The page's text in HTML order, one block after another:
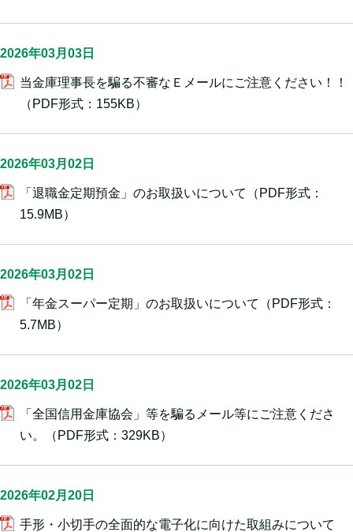
2026年03月03日
当金庫理事長を騙る不審なＥメールにご注意ください！！
（PDF形式：155KB）
2026年03月02日
「退職金定期預金」のお取扱いについて
（PDF形式：
15.9MB）
2026年03月02日
「年金スーパー定期」のお取扱いについて
（PDF形式：
5.7MB）
2026年03月02日
「全国信用金庫協会」等を騙るメール等にご注意くださ
い。
（PDF形式：329KB）
2026年02月20日
手形・小切手の全面的な電子化に向けた取組みについて